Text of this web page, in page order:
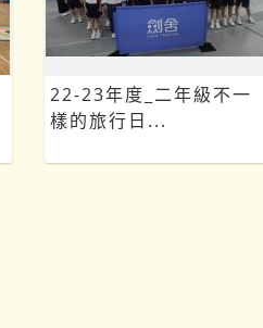
22-23年度_二年級不一
樣的旅行日...